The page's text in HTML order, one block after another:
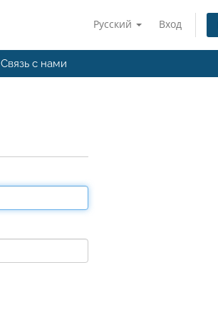
Русский Вход
Связь с нами